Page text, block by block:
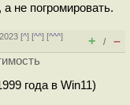
не погромировать.
[^] [^^] [^^^]
+ / –
года в Win11)